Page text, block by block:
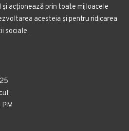
acționează prin toate mijloacele
acesteia și pentru ridicarea
sociale.
PM